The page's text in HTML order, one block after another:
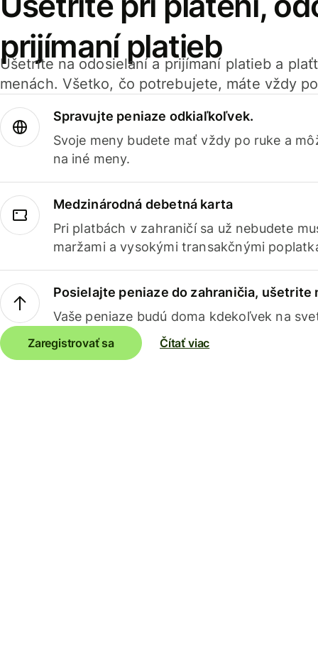
prijímaní platieb
Ušetrite na odosielaní a prijímaní platieb a
menách. Všetko, čo potrebujete, máte vždy
Spravujte peniaze odkiaľkoľvek.
Svoje meny budete mať vždy po ruke a
na iné meny.
Medzinárodná debetná karta
Pri platbách v zahraničí sa už nebudete
maržami a vysokými transakčnými
Posielajte peniaze do zahraničia, ušetrite
Vaše peniaze budú doma kdekoľvek na
Zaregistrovať sa Čítať viac